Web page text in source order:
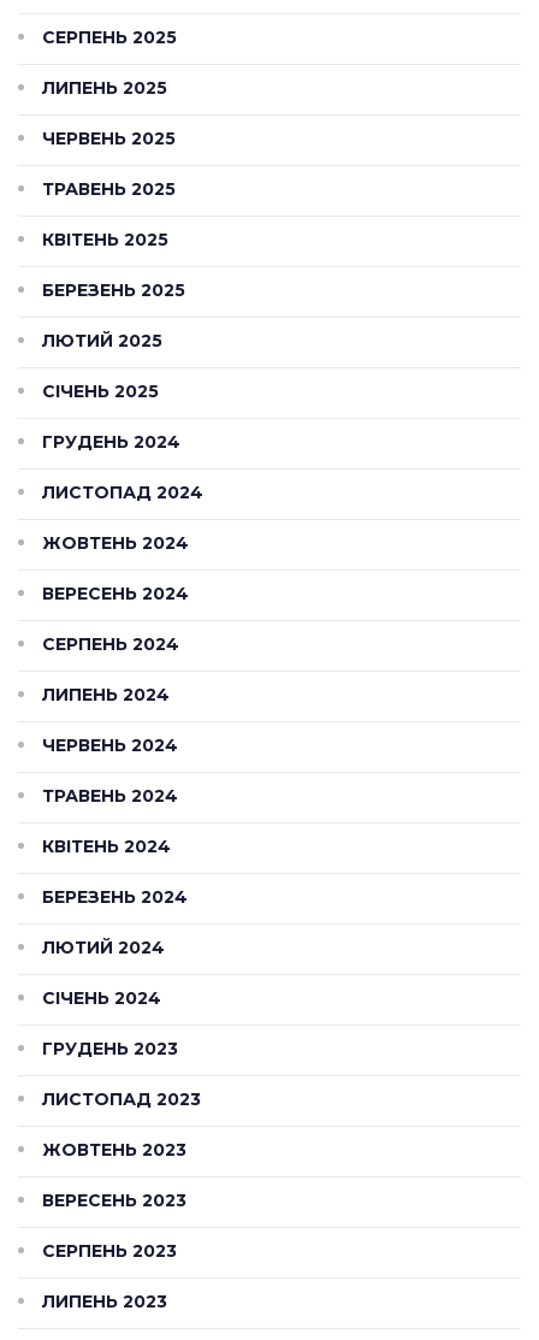
СЕРПЕНЬ 2025
ЛИПЕНЬ 2025
ЧЕРВЕНЬ 2025
ТРАВЕНЬ 2025
КВІТЕНЬ 2025
БЕРЕЗЕНЬ 2025
ЛЮТИЙ 2025
СІЧЕНЬ 2025
ГРУДЕНЬ 2024
ЛИСТОПАД 2024
ЖОВТЕНЬ 2024
ВЕРЕСЕНЬ 2024
СЕРПЕНЬ 2024
ЛИПЕНЬ 2024
ЧЕРВЕНЬ 2024
ТРАВЕНЬ 2024
КВІТЕНЬ 2024
БЕРЕЗЕНЬ 2024
ЛЮТИЙ 2024
СІЧЕНЬ 2024
ГРУДЕНЬ 2023
ЛИСТОПАД 2023
ЖОВТЕНЬ 2023
ВЕРЕСЕНЬ 2023
СЕРПЕНЬ 2023
ЛИПЕНЬ 2023